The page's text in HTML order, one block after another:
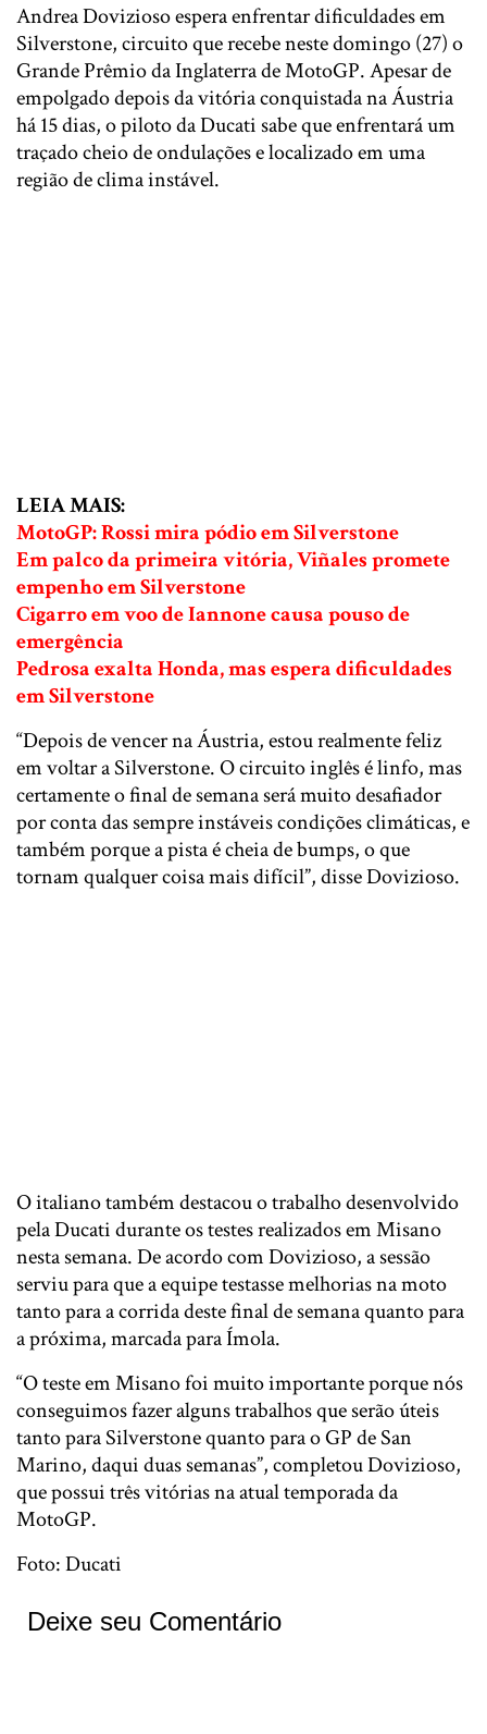
Andrea Dovizioso espera enfrentar dificuldades em
Silverstone, circuito que recebe neste domingo (27) o
Grande Prêmio da Inglaterra de MotoGP. Apesar de
empolgado depois da vitória conquistada na Áustria
há 15 dias, o piloto da Ducati sabe que enfrentará um
traçado cheio de ondulações e localizado em uma
região de clima instável.
LEIA MAIS:
MotoGP: Rossi mira pódio em Silverstone
Em palco da primeira vitória, Viñales promete
empenho em Silverstone
Cigarro em voo de Iannone causa pouso de
emergência
Pedrosa exalta Honda, mas espera dificuldades
em Silverstone
“Depois de vencer na Áustria, estou realmente feliz
em voltar a Silverstone. O circuito inglês é linfo, mas
certamente o final de semana será muito desafiador
por conta das sempre instáveis condições climáticas, e
também porque a pista é cheia de bumps, o que
tornam qualquer coisa mais difícil”, disse Dovizioso.
O italiano também destacou o trabalho desenvolvido
pela Ducati durante os testes realizados em Misano
nesta semana. De acordo com Dovizioso, a sessão
serviu para que a equipe testasse melhorias na moto
tanto para a corrida deste final de semana quanto para
a próxima, marcada para Ímola.
“O teste em Misano foi muito importante porque nós
conseguimos fazer alguns trabalhos que serão úteis
tanto para Silverstone quanto para o GP de San
Marino, daqui duas semanas”, completou Dovizioso,
que possui três vitórias na atual temporada da
MotoGP.
Foto: Ducati
Deixe seu Comentário